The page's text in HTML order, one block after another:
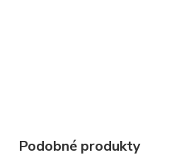
Podobné produkty